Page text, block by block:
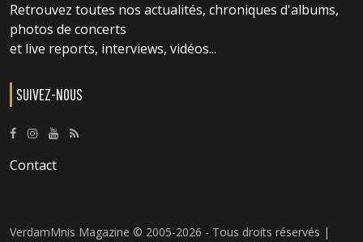
Retrouvez toutes nos actualités, chroniques d'albums,
photos de concerts
et live reports, interviews, vidéos...
SUIVEZ-NOUS
Contact
VerdamMnis Magazine © 2005-2026 - Tous droits réservés |